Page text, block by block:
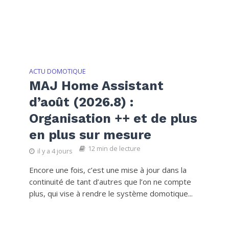
ACTU DOMOTIQUE
MAJ Home Assistant
d’août (2026.8) :
Organisation ++ et de plus
en plus sur mesure
il y a 4 jours 12 min de lecture
Encore une fois, c’est une mise à jour dans la
continuité de tant d’autres que l’on ne compte
plus, qui vise à rendre le système domotique...